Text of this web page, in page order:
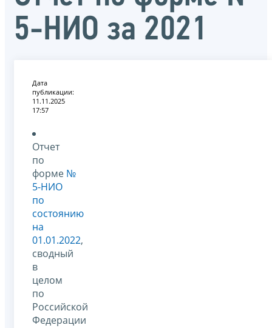
5-НИО за 2021
Дата
публикации:
11.11.2025
17:57
Отчет
по
форме №
5-НИО
по
состоянию
на
01.01.2022,
сводный
в
целом
по
Российской
Федерации